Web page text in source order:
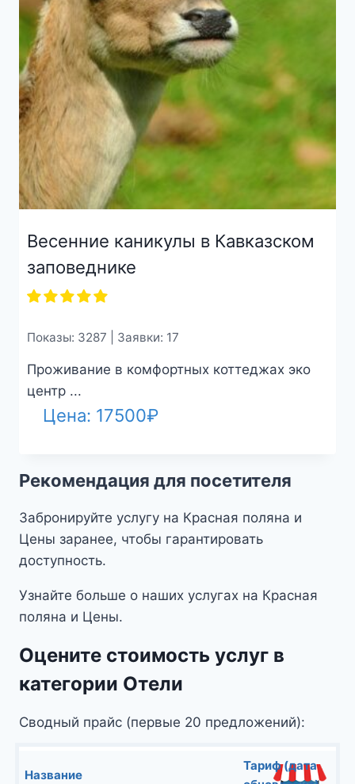
Весенние каникулы в Кавказском
заповеднике
Показы: 3287 | Заявки: 17
Проживание в комфортных коттеджах эко
центр ...
Цена: 17500₽
Рекомендация для посетителя
Забронируйте услугу на Красная поляна и
Цены заранее, чтобы гарантировать
доступность.
Узнайте больше о наших услугах на Красная
поляна и Цены.
Оцените стоимость услуг в
категории Отели
Сводный прайс (первые 20 предложений):
Название
Тариф (дата